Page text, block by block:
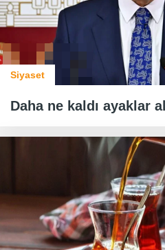
Siyaset
Daha ne kaldı ayaklar